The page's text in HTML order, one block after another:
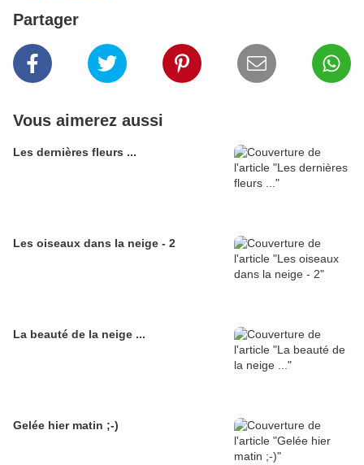
Partager
Vous aimerez aussi
Les dernières fleurs ...
Les oiseaux dans la neige - 2
La beauté de la neige ...
Gelée hier matin ;-)